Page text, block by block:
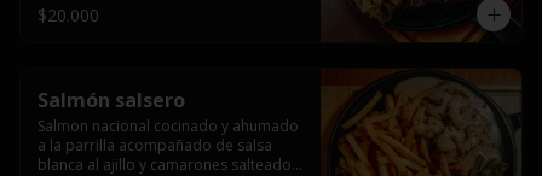
$20.000
Salmón salsero
Salmon nacional cocinado y ahumado
a la parrilla acompañado de salsa
blanca al ajillo y camarones salteados,